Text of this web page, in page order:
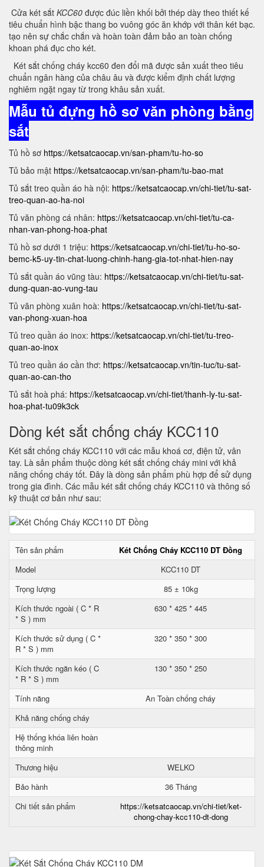
Cửa két sắt KCC60 được đúc liền khối bởi thép dày theo thiết kế
tiêu chuẩn hình bậc thang bo vuông góc ăn khớp với thân két bạc.
tạo nên sự chắc chắn và hoàn toàn đảm bảo an toàn chống
khoan phá đục cho két.
Két sắt chống cháy kcc60 đen đổi mã được sản xuất theo tiêu
chuẩn ngân hàng của châu âu và được kiểm định chất lượng
nghiêm ngặt ngay từ trong khâu sản xuất.
Mẫu tủ đựng hồ sơ văn phòng bằng
sắt
Tủ hồ sơ https://ketsatcaocap.vn/san-pham/tu-ho-so
Tủ bảo mật https://ketsatcaocap.vn/san-pham/tu-bao-mat
Tủ sắt treo quần áo hà nội: https://ketsatcaocap.vn/chi-tiet/tu-sat-
treo-quan-ao-ha-noi
Tủ văn phòng cá nhân: https://ketsatcaocap.vn/chi-tiet/tu-ca-
nhan-van-phong-hoa-phat
Tủ hồ sơ dưới 1 triệu: https://ketsatcaocap.vn/chi-tiet/tu-ho-so-
bemc-k5-uy-tin-chat-luong-chinh-hang-gia-tot-nhat-hien-nay
Tủ sắt quần áo vũng tàu: https://ketsatcaocap.vn/chi-tiet/tu-sat-
dung-quan-ao-vung-tau
Tủ văn phòng xuân hoà: https://ketsatcaocap.vn/chi-tiet/tu-sat-
van-phong-xuan-hoa
Tủ treo quần áo inox: https://ketsatcaocap.vn/chi-tiet/tu-treo-
quan-ao-inox
Tủ treo quần áo cần thơ: https://ketsatcaocap.vn/tin-tuc/tu-sat-
quan-ao-can-tho
Tủ sắt hoà phá: https://ketsatcaocap.vn/chi-tiet/thanh-ly-tu-sat-
hoa-phat-tu09k3ck
Dòng két sắt chống cháy KCC110
Két sắt chống cháy KCC110 với các mẫu khoá cơ, điện tử, vân
tay. Là sản phẩm thuộc dòng két sắt chống cháy mini với khả
năng chống cháy tốt. Đây là dòng sản phẩm phù hợp để sử dụng
trong gia đình. Các mẫu két sắt chống cháy KCC110 và thông số
kỹ thuật cơ bản như sau:
Tên sản phẩm
Két Chống Cháy KCC110 DT Đồng
Model
KCC110 DT
Trọng lượng
85 ± 10kg
Kích thước ngoài ( C * R
* S ) mm
630 * 425 * 445
Kích thước sử dụng ( C *
R * S ) mm
320 * 350 * 300
Kích thước ngăn kéo ( C
* R * S ) mm
130 * 350 * 250
Tính năng
An Toàn chống cháy
Khả năng chống cháy
Hệ thống khóa liên hoàn
thông minh
Thương hiệu
WELKO
Bảo hành
36 Tháng
Chi tiết sản phẩm
https://ketsatcaocap.vn/chi-tiet/ket-
chong-chay-kcc110-dt-dong